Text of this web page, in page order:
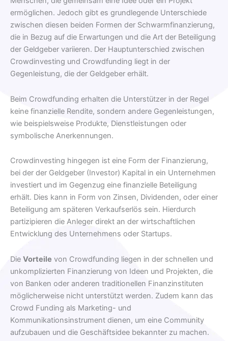
ermöglichen. Jedoch gibt es grundlegende Unterschiede
zwischen diesen beiden Formen der Schwarmfinanzierung,
die in Bezug auf die Erwartungen und die Art der Beteiligung
der Geldgeber variieren. Der Hauptunterschied zwischen
Crowdinvesting und Crowdfunding liegt in der
Gegenleistung, die der Geldgeber erhält.
Beim Crowdfunding erhalten die Unterstützer in der Regel
keine finanzielle Rendite, sondern andere Gegenleistungen,
wie beispielsweise Produkte, Dienstleistungen oder
symbolische Anerkennungen.
Crowdinvesting hingegen ist eine Form der Finanzierung,
bei der der Geldgeber (Investor) Kapital in ein Unternehmen
investiert und im Gegenzug eine finanzielle Beteiligung
erhält. Dies kann in Form von Zinsen, Dividenden, oder einer
Beteiligung am späteren Verkaufserlös sein. Hierdurch
partizipieren die Anleger direkt an der wirtschaftlichen
Entwicklung des Unternehmens oder Startups.
Die Vorteile von Crowdfunding liegen in der schnellen und
unkomplizierten Finanzierung von Ideen und Projekten, die
von Banken oder anderen traditionellen Finanzinstituten
möglicherweise nicht unterstützt werden. Zudem kann das
Crowd Funding als Marketing- und
Kommunikationsinstrument dienen, um eine Community
aufzubauen und die Geschäftsidee bekannter zu machen.